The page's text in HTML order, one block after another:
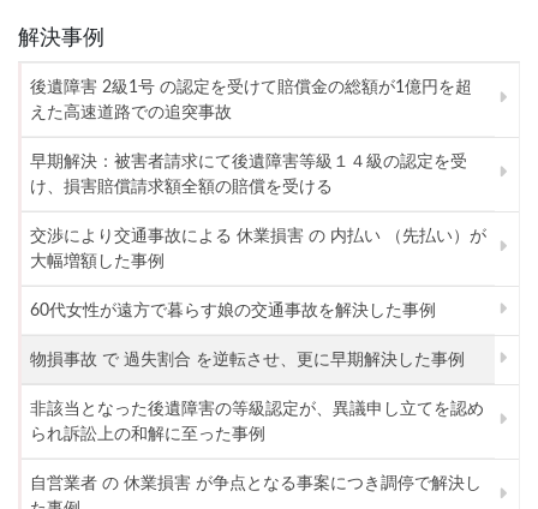
解決事例
後遺障害 2級1号 の認定を受けて賠償金の総額が1億円を超
えた高速道路での追突事故
早期解決：被害者請求にて後遺障害等級１４級の認定を受
け、損害賠償請求額全額の賠償を受ける
交渉により交通事故による 休業損害 の 内払い （先払い）が
大幅増額した事例
60代女性が遠方で暮らす娘の交通事故を解決した事例
物損事故 で 過失割合 を逆転させ、更に早期解決した事例
非該当となった後遺障害の等級認定が、異議申し立てを認め
られ訴訟上の和解に至った事例
自営業者 の 休業損害 が争点となる事案につき調停で解決し